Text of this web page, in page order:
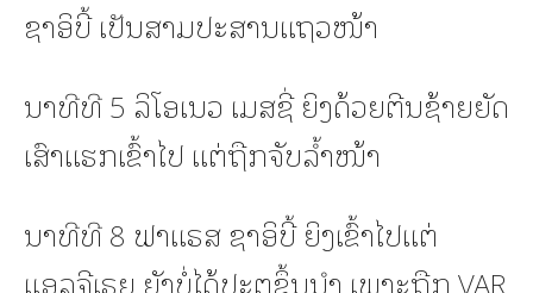
ຊາອິບີ້ ເປັນສາມປະສານແຖວໜ້າ
ນາທີທີ 5 ລິໂອເນວ ເມສຊີ່ ຍິງດ້ວຍຕີນຊ້າຍຍັດ
ເສົາແຮກເຂົ້າໄປ ແຕ່ຖືກຈັບລ້ຳໜ້າ
ນາທີທີ 8 ຟາແຣສ ຊາອິບີ້ ຍິງເຂົ້າໄປແຕ່
ແອລຈີເຣຍ ຍັງບໍ່ໄດ້ປະຕູຂຶ້ນນຳ ເພາະຖືກ VAR